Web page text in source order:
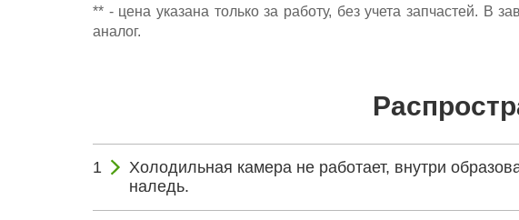
** - цена указана только за работу, без учета запчастей. В
аналог.
Холодильная камера не работает, внутри
наледь.